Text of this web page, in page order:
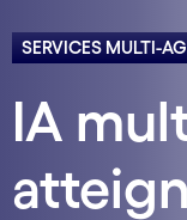
SERVICES MULTI-
IA